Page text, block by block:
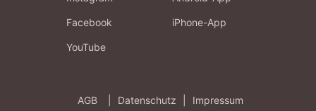
Facebook
YouTube
iPhone-App
AGB Datenschutz Impressum